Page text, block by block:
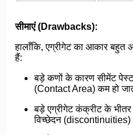
सीमाएं (Drawbacks):
हालाँकि, एग्रीगेट का आकार
हैं:
बड़े कणों के कारण सीमेंट पेस्ट
(Contact Area) कम हो
बड़े एग्रीगेट कंक्रीट के
विच्छेदन